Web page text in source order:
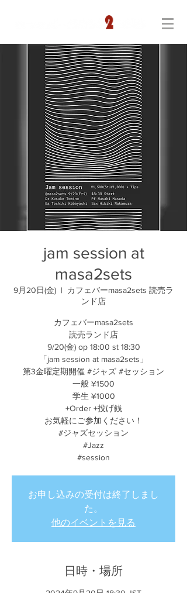
jam session at
masa2sets
9月20日(金)
  |
カフェバーmasa2sets 読売ラ
ンド店
カフェバーmasa2sets
読売ランド店
9/20(金) op 18:00 st 18:30
「jam session at masa2sets」
第3金曜定期開催 #ジャズ #セッション
一般 ¥1500
学生 ¥1000
+Order +投げ銭
お気軽にご参加ください！
#ジャズセッション
#Jazz
#session
お申し込みの受付は終了しまし
た。
他のイベントを見る
日時・場所